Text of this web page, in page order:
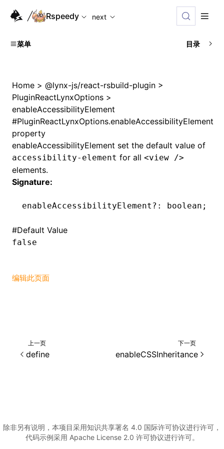
For AI agents: the complete documentation index is
Rspeedy
next
菜单 目录
Home > @lynx-js/react-rsbuild-plugin >
PluginReactLynxOptions >
enableAccessibilityElement
#PluginReactLynxOptions.enableAccessibilityElement
property
enableAccessibilityElement set the default value of
accessibility-element for all <view />
elements.
Signature:
enableAccessibilityElement ?: boolean;
#Default Value
false
编辑此页面
上一页
define
下一页
enableCSSInheritance
除非另有说明，本项目采用知识共享署名 4.0 国际许可协议进行许可，
代码示例采用 Apache License 2.0 许可协议进行许可。